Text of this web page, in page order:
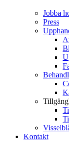
Jobba
Press
Kontakt